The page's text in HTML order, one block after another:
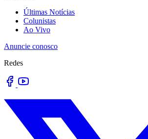
Últimas Notícias
Colunistas
Ao Vivo
Anuncie conosco
Redes